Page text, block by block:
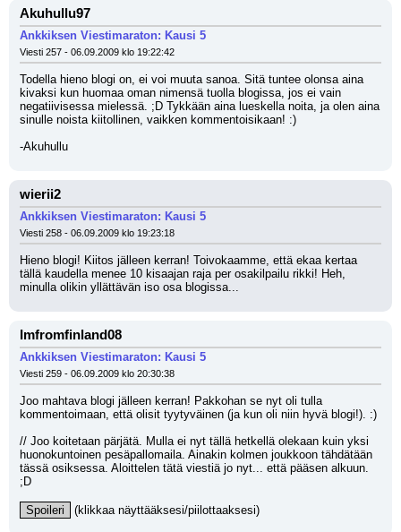
Akuhullu97
Ankkiksen Viestimaraton: Kausi 5
Viesti 257 - 06.09.2009 klo 19:22:42
Todella hieno blogi on, ei voi muuta sanoa. Sitä tuntee olonsa aina
kivaksi kun huomaa oman nimensä tuolla blogissa, jos ei vain
negatiivisessa mielessä. ;D Tykkään aina lueskella noita, ja olen aina
sinulle noista kiitollinen, vaikken kommentoisikaan! :)
-Akuhullu
wierii2
Ankkiksen Viestimaraton: Kausi 5
Viesti 258 - 06.09.2009 klo 19:23:18
Hieno blogi! Kiitos jälleen kerran! Toivokaamme, että ekaa kertaa
tällä kaudella menee 10 kisaajan raja per osakilpailu rikki! Heh,
minulla olikin yllättävän iso osa blogissa...
Imfromfinland08
Ankkiksen Viestimaraton: Kausi 5
Viesti 259 - 06.09.2009 klo 20:30:38
Joo mahtava blogi jälleen kerran! Pakkohan se nyt oli tulla
kommentoimaan, että olisit tyytyväinen (ja kun oli niin hyvä blogi!). :)
// Joo koitetaan pärjätä. Mulla ei nyt tällä hetkellä olekaan kuin yksi
huonokuntoinen pesäpallomaila. Ainakin kolmen joukkoon tähdätään
tässä osiksessa. Aloittelen tätä viestiä jo nyt... että pääsen alkuun.
;D
Spoileri (klikkaa näyttääksesi/piilottaaksesi)